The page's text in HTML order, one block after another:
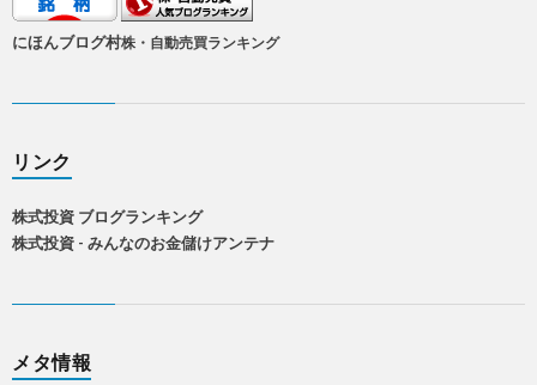
にほんブログ村株・自動売買ランキング
リンク
株式投資 ブログランキング
株式投資 - みんなのお金儲けアンテナ
メタ情報